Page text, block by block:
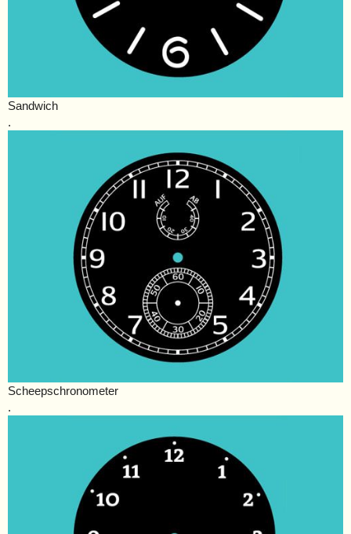
Sandwich
.
Scheepschronometer
.